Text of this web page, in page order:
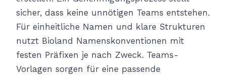
sicher, dass keine unnötigen Teams entstehen.
Für einheitliche Namen und klare Strukturen
nutzt Bioland Namenskonventionen mit
festen Präfixen je nach Zweck. Teams-
Vorlagen sorgen für eine passende